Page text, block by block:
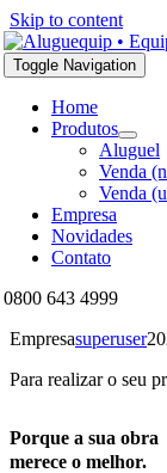
Skip to content
Toggle Navigation
Home
Produtos
Aluguel
Venda
Venda
Empresa
Novidades
Contato
0800 643 4999
Empresasuperuser
Para realizar o seu
Porque a sua obra
merece o melhor.